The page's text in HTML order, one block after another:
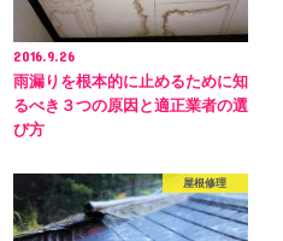
2016.9.26
雨漏りを根本的に止めるために知
るべき３つの原因と適正業者の選
び方
屋根修理